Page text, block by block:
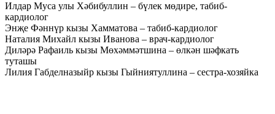
Илдар Муса улы Хәбибуллин – бүлек мөдире, табиб-
кардиолог
Энҗе Фәннүр кызы Хамматова – табиб-кардиолог
Наталия Михайл кызы Иванова – врач-кардиолог
Диләрә Рафаиль кызы Мөхәммәтшина – өлкән шәфкать
туташы
Лилия Габделназыйр кызы Гыйниятуллина – сестра-хозяйка